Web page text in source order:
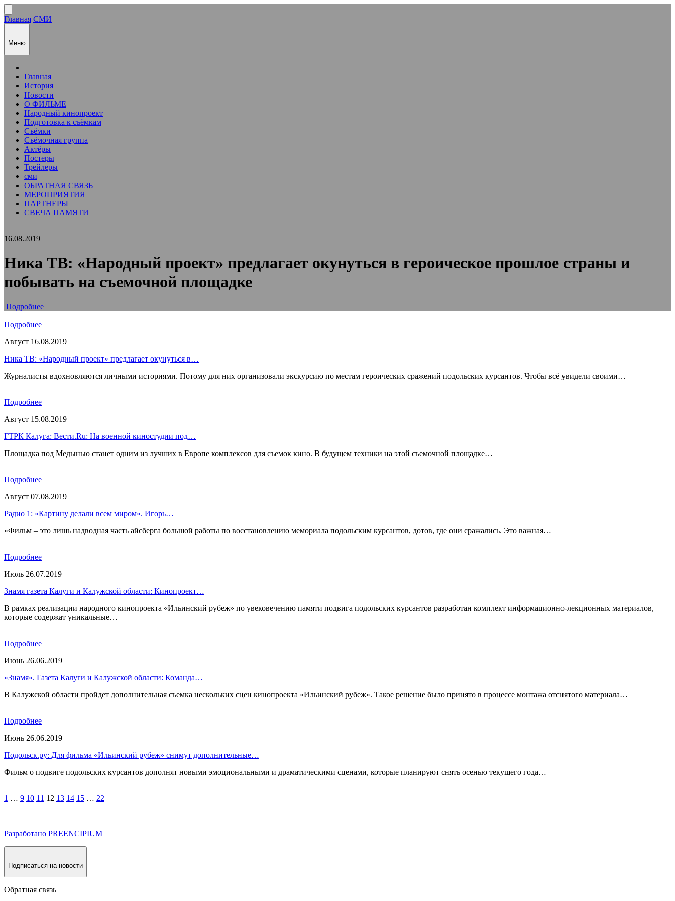
Главная СМИ
Меню
Главная
История
Новости
О ФИЛЬМЕ
Народный кинопроект
Подготовка к съёмкам
Съёмки
Съёмочная группа
Актёры
Постеры
Трейлеры
сми
ОБРАТНАЯ СВЯЗЬ
МЕРОПРИЯТИЯ
ПАРТНЕРЫ
СВЕЧА ПАМЯТИ
16.08.2019
Ника ТВ: «Народный проект» предлагает окунуться в героическое прошлое страны и
побывать на съемочной площадке
Подробнее
Подробнее
Август 16.08.2019
Ника ТВ: «Народный проект» предлагает окунуться в…
Журналисты вдохновляются личными историями. Потому для них организовали экскурсию по местам героических сражений подольских курсантов. Чтобы всё увидели своими…
Подробнее
Август 15.08.2019
ГТРК Калуга: Вести.Ru: На военной киностудии под…
Площадка под Медынью станет одним из лучших в Европе комплексов для съемок кино. В будущем техники на этой съемочной площадке…
Подробнее
Август 07.08.2019
Радио 1: «Картину делали всем миром». Игорь…
«Фильм – это лишь надводная часть айсберга большой работы по восстановлению мемориала подольским курсантов, дотов, где они сражались. Это важная…
Подробнее
Июль 26.07.2019
Знамя газета Калуги и Калужской области: Кинопроект…
В рамках реализации народного кинопроекта «Ильинский рубеж» по увековечению памяти подвига подольских курсантов разработан комплект информационно-лекционных материалов,
которые содержат уникальные…
Подробнее
Июнь 26.06.2019
«Знамя». Газета Калуги и Калужской области: Команда…
В Калужской области пройдет дополнительная съемка нескольких сцен кинопроекта «Ильинский рубеж». Такое решение было принято в процессе монтажа отснятого материала…
Подробнее
Июнь 26.06.2019
Подольск.ру: Для фильма «Ильинский рубеж» снимут дополнительные…
Фильм о подвиге подольских курсантов дополнят новыми эмоциональными и драматическими сценами, которые планируют снять осенью текущего года…
1 … 9 10 11 12 13 14 15 … 22
Разработано PREENCIPIUM
Подписаться на новости
Обратная связь